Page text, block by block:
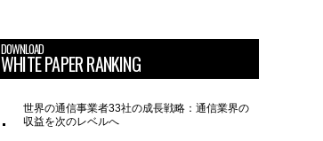
DOWNLOAD
WHITE PAPER RANKING
世界の通信事業者33社の成長戦略：通信業界の
収益を次のレベルへ